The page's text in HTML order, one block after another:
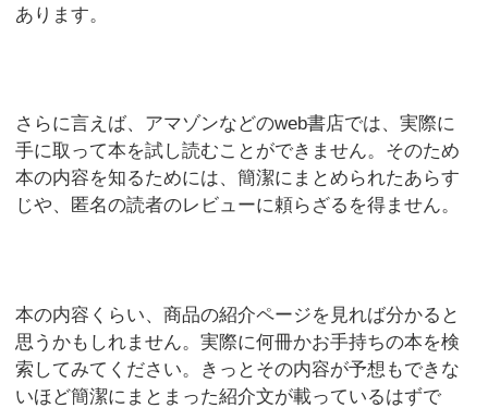
あります。
さらに言えば、アマゾンなどのweb書店では、実際に
手に取って本を試し読むことができません。そのため
本の内容を知るためには、簡潔にまとめられたあらす
じや、匿名の読者のレビューに頼らざるを得ません。
本の内容くらい、商品の紹介ページを見れば分かると
思うかもしれません。実際に何冊かお手持ちの本を検
索してみてください。きっとその内容が予想もできな
いほど簡潔にまとまった紹介文が載っているはずで